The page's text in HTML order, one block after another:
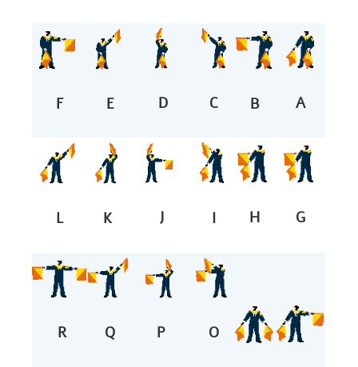
A
B
C
D
E
F
G
H
I
J
K
L
O
P
Q
R